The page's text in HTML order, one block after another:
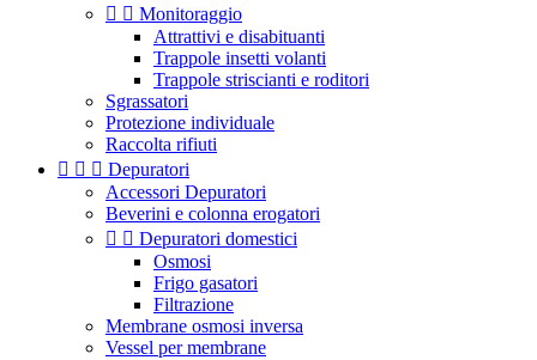
  Monitoraggio
Attrattivi e disabituanti
Trappole insetti volanti
Trappole striscianti e roditori
Sgrassatori
Protezione individuale
Raccolta rifiuti
   Depuratori
Accessori Depuratori
Beverini e colonna erogatori
  Depuratori domestici
Osmosi
Frigo gasatori
Filtrazione
Membrane osmosi inversa
Vessel per membrane